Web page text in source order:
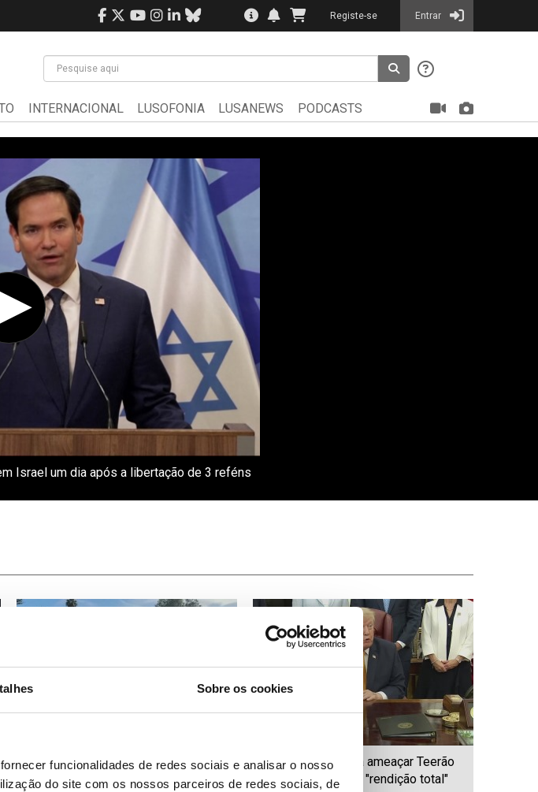
Sobre os cookies
funcionalidades de redes sociais e analisar o nosso
do site com os nossos parceiros de redes sociais, de
Registe-se Entrar
INTERNACIONAL LUSOFONIA LUSANEWS PODCASTS
Israel um dia após a libertação de 3 reféns
Migrantes em Ceuta fazem fila para
receber alimentos das autoridades
Irão: Trump volta a ameaçar Teerão
e exige acordo ou "rendição total"